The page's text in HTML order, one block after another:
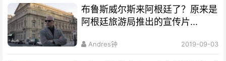
布鲁斯威尔斯来阿根廷了？原来是
阿根廷旅游局推出的宣传片...
Andres钟 2019-09-03